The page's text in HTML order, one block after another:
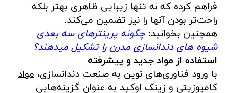
فراهم کرده که نه تنها زیبایی ظاهری بهتر بلکه
راحت‌تر بودن آنها را نیز تضمین می‌کند.
همچنین بخوانید: چگونه پرینترهای سه بعدی
شیوه های دندانسازی مدرن را تشکیل میدهند؟
استفاده از مواد جدید و پیشرفته
با ورود فناوری‌های نوین به صنعت دندانسازی، مواد
کامپوزیتی و زینک اوکید به عنوان گزینه‌هایی